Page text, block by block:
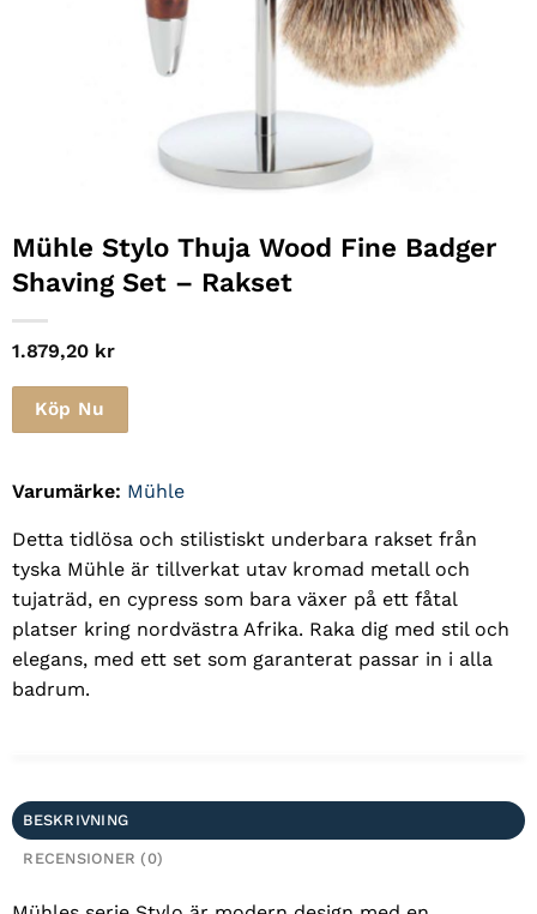
Mühle Stylo Thuja Wood Fine Badger
Shaving Set – Rakset
1.879,20 kr
Köp Nu
Varumärke: Mühle
Detta tidlösa och stilistiskt underbara rakset från
tyska Mühle är tillverkat utav kromad metall och
tujaträd, en cypress som bara växer på ett fåtal
platser kring nordvästra Afrika. Raka dig med stil och
elegans, med ett set som garanterat passar in i alla
badrum.
BESKRIVNING
RECENSIONER (0)